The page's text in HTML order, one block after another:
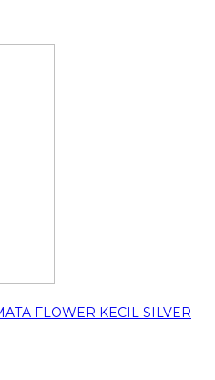
FLOWER KECIL SILVER